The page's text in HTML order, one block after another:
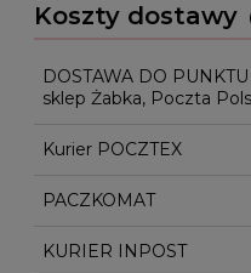
Koszty dostawy
Cena nie zawiera
DOSTAWA DO PUNKTU
sklep Żabka, Poczta
Kurier POCZTEX
PACZKOMAT
KURIER INPOST